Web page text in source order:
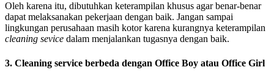
Oleh karena itu, dibutuhkan keterampilan khusus agar benar-benar
dapat melaksanakan pekerjaan dengan baik. Jangan sampai
lingkungan perusahaan masih kotor karena kurangnya keterampilan
cleaning sevice dalam menjalankan tugasnya dengan baik.
3. Cleaning service berbeda dengan Office Boy atau Office Girl